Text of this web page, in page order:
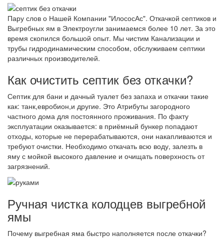
Пару слов о Нашей Компании "ИлососАс". Откачкой септиков и
Выгребных ям в Электроугли занимаемся более 10 лет. За это
время скопился большой опыт. Мы чистим Канализации и
трубы гидродинамическим способом, обслуживаем септики
различных производителей.
Как очистить септик без откачки?
Септик для бани и дачный туалет без запаха и откачки такие
как: танк,евробион,и другие. Это Атрибуты загородного
частного дома для постоянного проживания. По факту
эксплуатации оказывается: в приёмный бункер попадают
отходы, которые не перерабатываются, они накапливаются и
требуют очистки. Необходимо откачать всю воду, залезть в
яму с мойкой высокого давление и очищать поверхность от
загрязнений.
Ручная чистка колодцев выгребной
ямы
Почему выгребная яма быстро наполняется после откачки?